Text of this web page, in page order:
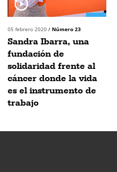
05 febrero 2020 / Número 23
Sandra Ibarra, una
fundación de
solidaridad frente al
cáncer donde la vida
es el instrumento de
trabajo